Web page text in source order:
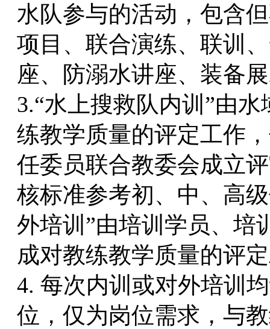
水队参与的活动，包含
项目、联合演练、联训
座、防溺水讲座、装备
3.“水上搜救队内训”由
练教学质量的评定工作
任委员联合教委会成立
核标准参考初、中、高
外培训”由培训学员、培
成对教练教学质量的评
4. 每次内训或对外培训
位，仅为岗位需求，与